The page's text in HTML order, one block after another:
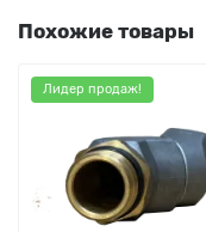
Похожие товары
Лидер продаж!